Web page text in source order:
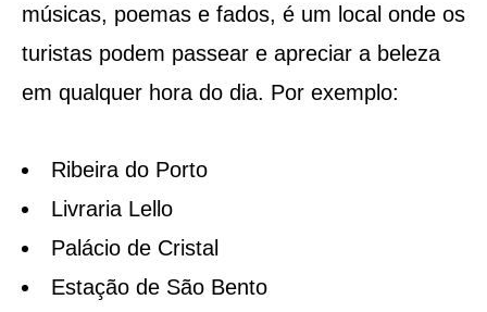
músicas, poemas e fados, é um local onde os
turistas podem passear e apreciar a beleza
em qualquer hora do dia. Por exemplo:
Ribeira do Porto
Livraria Lello
Palácio de Cristal
Estação de São Bento